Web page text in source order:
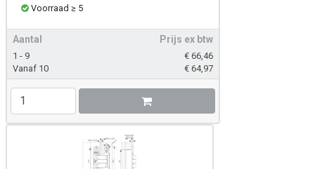
Voorraad ≥ 5
Aantal Prijs ex btw
1 - 9 € 66,46
Vanaf 10
€ 64,97